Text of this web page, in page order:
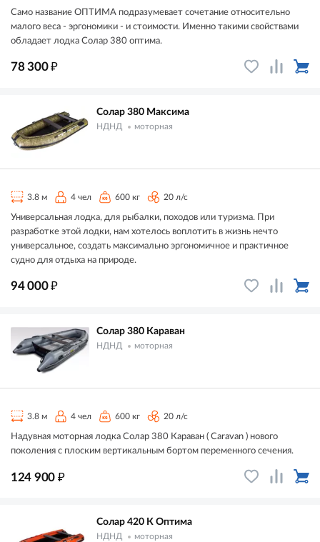
Само название ОПТИМА подразумевает сочетание относительно
малого веса - эргономики - и стоимости. Именно такими свойствами
обладает лодка Солар 380 оптима.
78 300₽
Солар 380 Максима
НДНД моторная
3.8 м 4 чел 600 кг 20 л/с
Универсальная лодка, для рыбалки, походов или туризма. При
разработке этой лодки, нам хотелось воплотить в жизнь нечто
универсальное, создать максимально эргономичное и практичное
судно для отдыха на природе.
94 000₽
Солар 380 Караван
НДНД моторная
3.8 м 4 чел 600 кг 20 л/с
Надувная моторная лодка Солар 380 Караван ( Caravan ) нового
поколения с плоским вертикальным бортом переменного сечения.
124 900 ₽
Солар 420 К Оптима
НДНД моторная